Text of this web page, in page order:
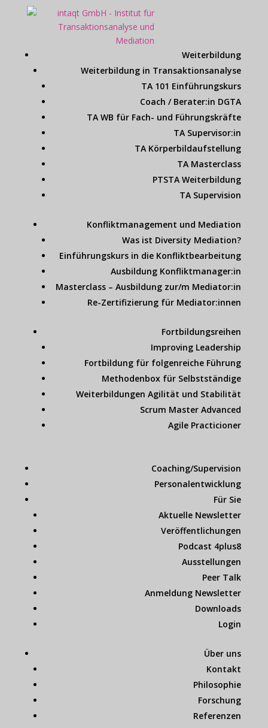
Weiterbildung
Weiterbildung in Transaktionsanalyse
TA 101 Einführungskurs
Coach / Berater:in DGTA
TA WB für Fach- und Führungskräfte
TA Supervisor:in
TA Körperbildaufstellung
TA Masterclass
PTSTA Weiterbildung
TA Supervision
Konfliktmanagement und Mediation
Was ist Diversity Mediation?
Einführungskurs in die Konfliktbearbeitung
Ausbildung Konfliktmanager:in
Masterclass – Ausbildung zur/m Mediator:in
Re-Zertifizierung für Mediator:innen
Fortbildungsreihen
Improving Leadership
Fortbildung für folgenreiche Führung
Methodenbox für Selbstständige
Weiterbildungen Agilität und Stabilität
Scrum Master Advanced
Agile Practicioner
Coaching/Supervision
Personalentwicklung
Für Sie
Aktuelle Newsletter
Veröffentlichungen
Podcast 4plus8
Ausstellungen
Peer Talk
Anmeldung Newsletter
Downloads
Login
Über uns
Kontakt
Philosophie
Forschung
Referenzen